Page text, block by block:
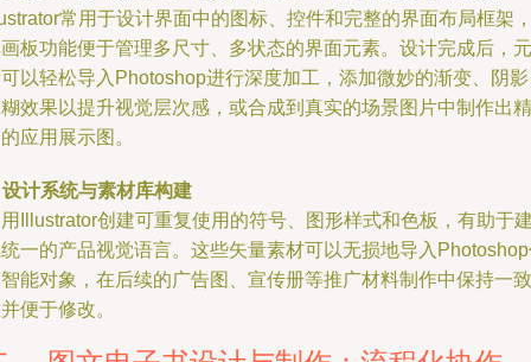
常用于设计界面中的图标、控件和完整的界面布局框架
板功能便于管理多尺寸、多状态的界面元素。设计完成后，元
以轻松导入Photoshop进行深度加工，添加微妙的渐变、阴
效果以提升视觉层次感，或合成到真实的场景图片中制作出精
应用展示图。
设计系统与素材库构建
Illustrator创建可重复使用的符号、图形样式和色板，有助于
一的产品视觉语言。这些矢量素材可以无损地导入
能对象，在后续的广告图、宣传册等推广材料制作中保持一致
便于修改。